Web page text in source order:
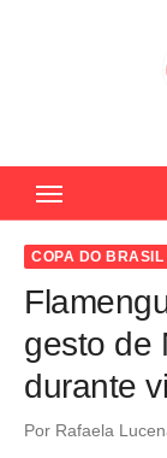
c
COPA DO BRASIL
gesto de
durante
Por Rafaela